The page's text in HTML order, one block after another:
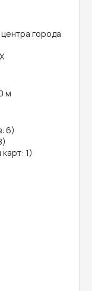
центра города
м
6)
1)